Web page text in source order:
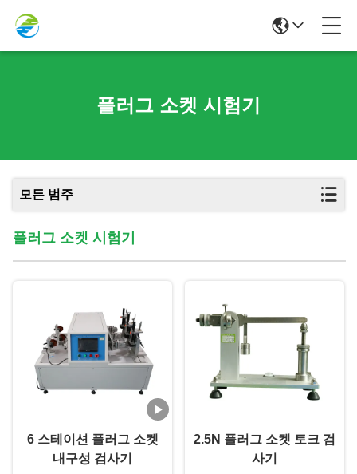
플러그 소켓 시험기
모든 범주
플러그 소켓 시험기
6 스테이션 플러그 소켓
내구성 검사기
2.5N 플러그 소켓 토크 검
사기